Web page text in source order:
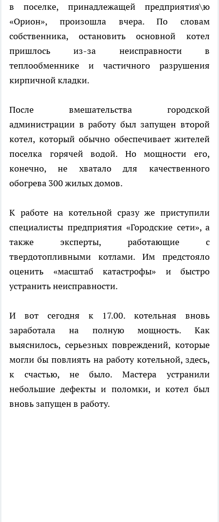
в поселке, принадлежащей предприятия\ю
«Орион», произошла вчера. По словам
собственника, остановить основной котел
пришлось из-за неисправности в
теплообменнике и частичного разрушения
кирпичной кладки.
После вмешательства городской
администрации в работу был запущен второй
котел, который обычно обеспечивает жителей
поселка горячей водой. Но мощности его,
конечно, не хватало для качественного
обогрева 300 жилых домов.
К работе на котельной сразу же приступили
специалисты предприятия «Городские сети», а
также эксперты, работающие с
твердотопливными котлами. Им предстояло
оценить «масштаб катастрофы» и быстро
устранить неисправности.
И вот сегодня к 17.00. котельная вновь
заработала на полную мощность. Как
выяснилось, серьезных повреждений, которые
могли бы повлиять на работу котельной, здесь,
к счастью, не было. Мастера устранили
небольшие дефекты и поломки, и котел был
вновь запущен в работу.